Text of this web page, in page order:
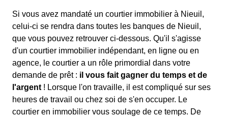
Si vous avez mandaté un courtier immobilier à Nieuil,
celui-ci se rendra dans toutes les banques de Nieuil,
que vous pouvez retrouver ci-dessous. Qu'il s'agisse
d'un courtier immobilier indépendant, en ligne ou en
agence, le courtier a un rôle primordial dans votre
demande de prêt : il vous fait gagner du temps et de
l'argent ! Lorsque l'on travaille, il est compliqué sur ses
heures de travail ou chez soi de s'en occuper. Le
courtier en immobilier vous soulage de ce temps. De